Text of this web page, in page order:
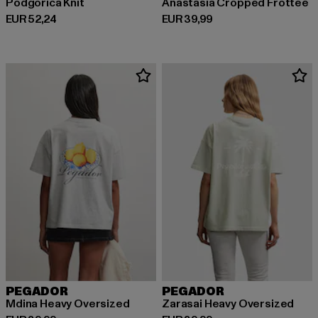
EUR 52,24
Derzeitiger Preis: EUR 52,24
EUR 39,99
Derzeitiger Preis: EUR 39,99
PEGADOR
Mdina Heavy Oversized
PEGADOR
Zarasai Heavy Oversized